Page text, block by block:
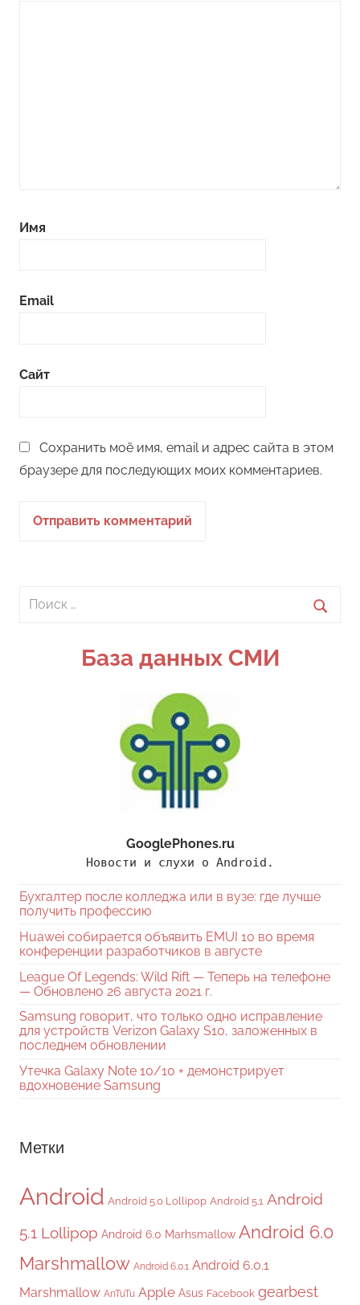
Имя
Email
Сайт
Сохранить моё имя, email и адрес сайта в этом
браузере для последующих моих комментариев.
Поиск
База данных СМИ
GooglePhones.ru
Новости и слухи о Android.
Бухгалтер после колледжа или в вузе: где лучше
получить профессию
Huawei собирается объявить EMUI 10 во время
конференции разработчиков в августе
League Of Legends: Wild Rift — Теперь на телефоне
— Обновлено 26 августа 2021 г.
Samsung говорит, что только одно исправление
для устройств Verizon Galaxy S10, заложенных в
последнем обновлении
Утечка Galaxy Note 10/10 + демонстрирует
вдохновение Samsung
Метки
Android Android 5.0 Lollipop Android 5.1 Android
5.1 Lollipop Android 6.0 Marhsmallow Android 6.0
Marshmallow Android 6.0.1 Android 6.0.1
Marshmallow AnTuTu Apple Asus Facebook gearbest